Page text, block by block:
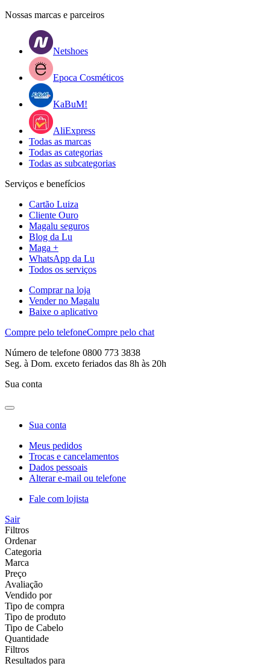
Nossas marcas e parceiros
Netshoes
Epoca Cosméticos
KaBuM!
AliExpress
Todas as marcas
Todas as categorias
Todas as subcategorias
Serviços e benefícios
Cartão Luiza
Cliente Ouro
Magalu seguros
Blog da Lu
Maga +
WhatsApp da Lu
Todos os serviços
Comprar na loja
Vender no Magalu
Baixe o aplicativo
Compre pelo telefoneCompre pelo chat
Número de telefone 0800 773 3838
Seg. à Dom. exceto feriados das 8h às 20h
Sua conta
Sua conta
Meus pedidos
Trocas e cancelamentos
Dados pessoais
Alterar e-mail ou telefone
Fale com lojista
Sair
Filtros
Ordenar
Categoria
Marca
Preço
Avaliação
Vendido por
Tipo de compra
Tipo de produto
Tipo de Cabelo
Quantidade
Filtros
Resultados para